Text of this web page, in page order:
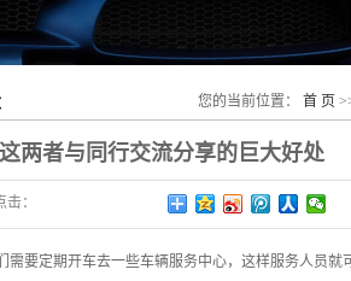
您的当前位置： 首 页
两者与同行交流分享的巨大好处
击：
要定期开车去一些车辆服务中心，这样服务人员就